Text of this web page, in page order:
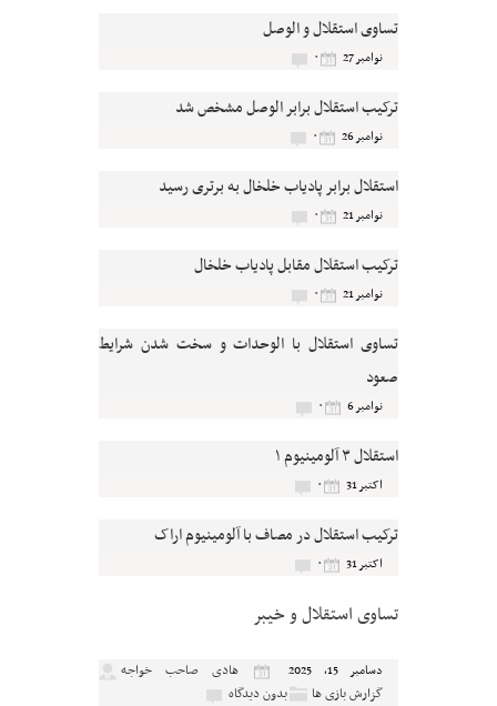
تساوی استقلال و الوصل
نوامبر 27 ۰
ترکیب استقلال برابر الوصل مشخص شد
نوامبر 26 ۰
استقلال برابر پادیاب خلخال به برتری رسید
نوامبر 21 ۰
ترکیب استقلال مقابل پادیاب خلخال
نوامبر 21 ۰
تساوی استقلال با الوحدات و سخت شدن شرایط
صعود
نوامبر 6 ۰
استقلال ۳ آلومینیوم ۱
اکتبر 31 ۰
ترکیب استقلال در مصاف با آلومینیوم اراک
اکتبر 31 ۰
تساوی استقلال و خیبر
دسامبر 15, 2025
هادی صاحب خواجه
گزارش بازی ها
بدون دیدگاه